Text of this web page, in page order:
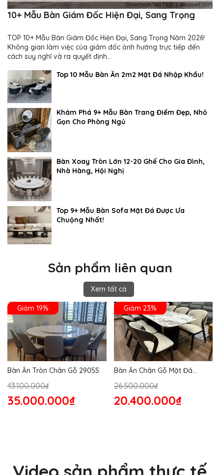
10+ Mẫu Bàn Giám Đốc Hiện Đại, Sang Trọng
TOP 10+ Mẫu Bàn Giám Đốc Hiện Đại, Sang Trọng Năm 2026!
Không gian làm việc của giám đốc ảnh hưởng trực tiếp đến
cách suy nghĩ và ra quyết định...
Top 10 Mẫu Bàn Ăn 2m2 Mặt Đá Nhập Khẩu!
Khám Phá 9+ Mẫu Bàn Trang Điểm Đẹp, Nhỏ
Gọn Cho Phòng Ngủ
Bàn Xoay Tròn Lớn 12-20 Ghế Cho Gia Đình,
Nhà Hàng, Hội Nghị
Top 9+ Mẫu Bàn Sofa Mặt Đá Được Ưa
Chuộng Nhất!
Sản phẩm liên quan
Xem tất cả
Giảm 19%
Bàn Ăn Tròn Chân Gỗ 2905S
43.100.000₫
35.000.000₫
Giảm 23%
Bàn Ăn Chân Gỗ Mặt Đá
26.500.000₫
20.400.000₫